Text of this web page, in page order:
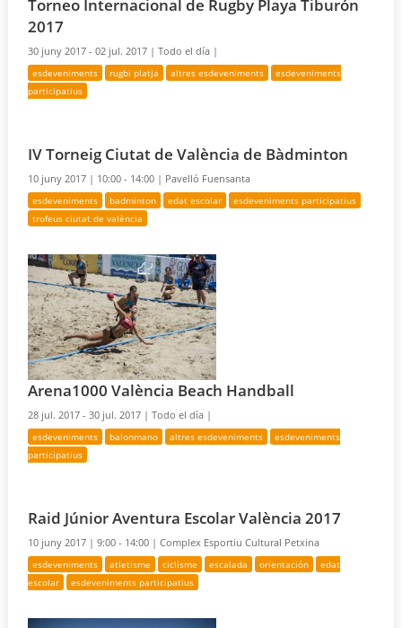
Torneo Internacional de Rugby Playa Tiburón
2017
30 juny 2017 - 02 jul. 2017 |Todo el día |
esdeveniments rugbi platja altres esdeveniments
esdeveniments
participatius
IV Torneig Ciutat de València de Bàdminton
10 juny 2017 | 10:00 - 14:00 | Pavelló Fuensanta
esdeveniments badminton edat escolar
esdeveniments participatius
trofeus ciutat de valència
Arena1000 València Beach Handball
28 jul. 2017 - 30 jul. 2017 |Todo el día |
esdeveniments balonmano altres esdeveniments
esdeveniments
participatius
Raid Júnior Aventura Escolar València 2017
10 juny 2017 |9:00 - 14:00 |Complex Esportiu Cultural Petxina
esdeveniments atletisme ciclisme escalada orientación
edat
escolar
esdeveniments participatius